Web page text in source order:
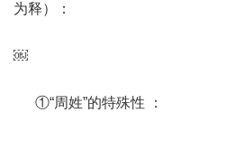
为释）：
￼
①“周姓”的特殊性 ：